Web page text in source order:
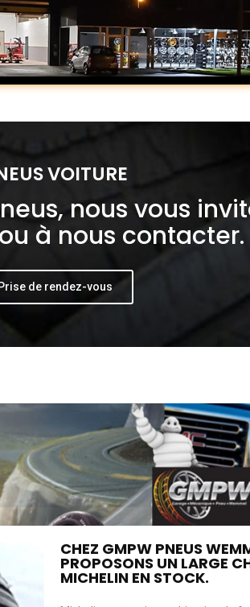
VOITURE
nous vous
à nous contacter.
Prise de rendez-vous
CHEZ GMPW PNEUS
PROPOSONS UN LARGE
MICHELIN EN STOCK.